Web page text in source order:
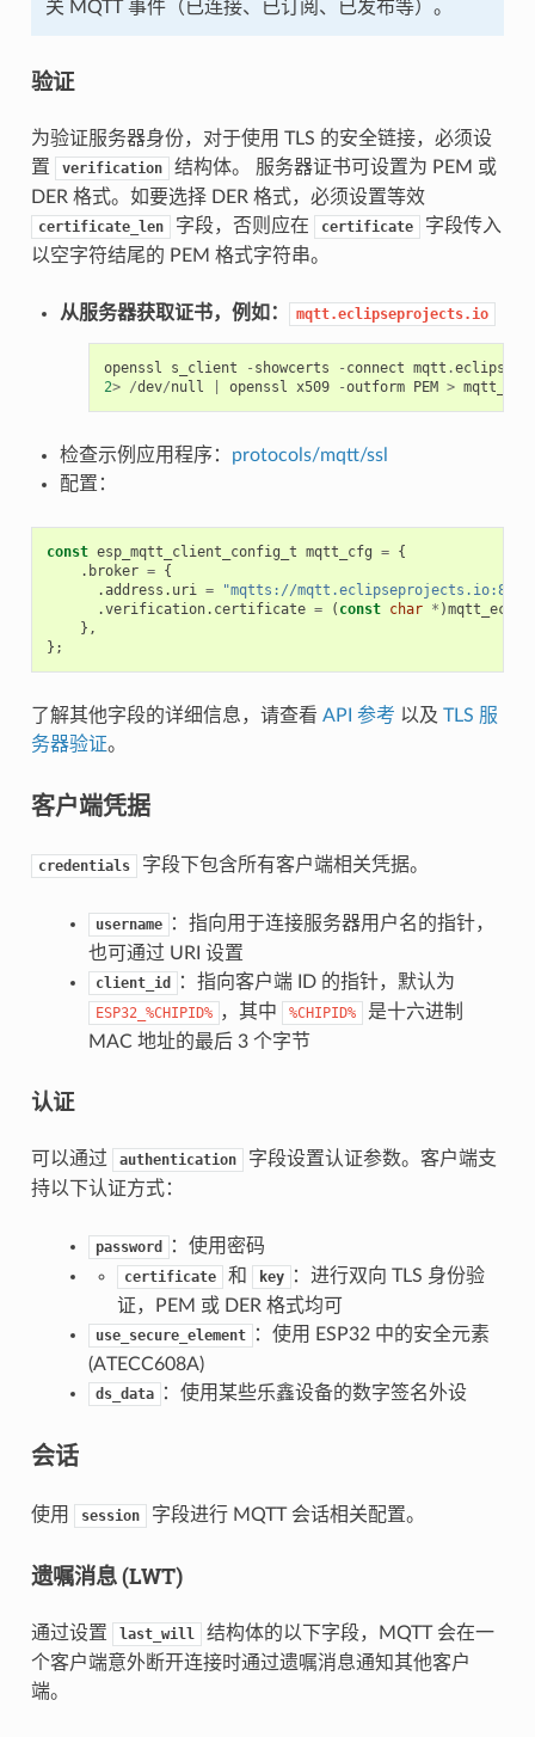
关 MQTT 事件（已连接、已订阅、已发布等）。
验证
为验证服务器身份，对于使用 TLS 的安全链接，必须设
置
verification
结构体。 服务器证书可设置为 PEM 或
DER 格式。如要选择 DER 格式，必须设置等效
certificate_len 字段，否则应在 certificate
字段传入
以空字符结尾的 PEM 格式字符串。
从服务器获取证书，例如： mqtt.eclipseprojects.io
openssl s_client - showcerts - connect mqtt .
2> /dev/null openssl x509 -outform PEM >
检查示例应用程序： protocols/mqtt/ssl
配置：
const esp_mqtt_client_config_t mqtt_cfg = {
. broker = {
.address . uri =
"mqtts://
.verification. certificate = ( const char * )
},
};
了解其他字段的详细信息，请查看 API 参考 以及 TLS 服
务器验证。
客户端凭据
credentials 字段下包含所有客户端相关凭据。
username
：指向用于连接服务器用户名的指针，
也可通过 URI 设置
client_id ：指向客户端 ID 的指针，默认为
ESP32_%CHIPID% ，其中 %CHIPID%
是十六进制
MAC 地址的最后 3 个字节
认证
可以通过 authentication
字段设置认证参数。客户端支
持以下认证方式：
password ：使用密码
certificate 和 key
：进行双向 TLS 身份验
证，PEM 或 DER 格式均可
use_secure_element
：使用 ESP32 中的安全元素
(ATECC608A)
ds_data ：使用某些乐鑫设备的数字签名外设
会话
使用 session 字段进行 MQTT 会话相关配置。
遗嘱消息 (LWT)
通过设置 last_will
结构体的以下字段，MQTT 会在一
个客户端意外断开连接时通过遗嘱消息通知其他客户
端。